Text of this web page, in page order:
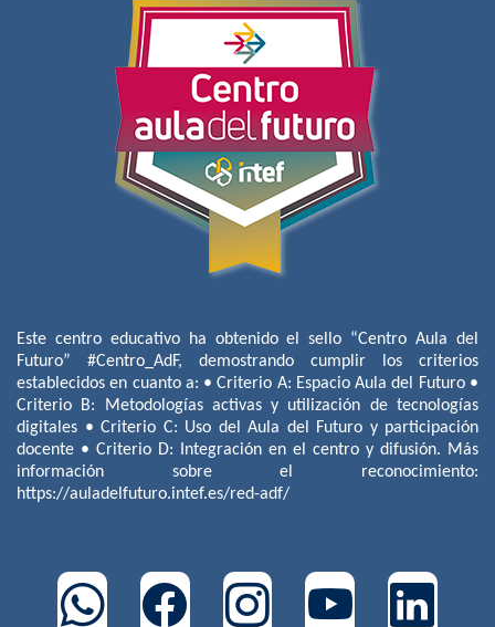
Este centro educativo ha obtenido el sello “Centro Aula del
Futuro” #Centro_AdF, demostrando cumplir los criterios
establecidos en cuanto a: • Criterio A: Espacio Aula del Futuro •
Criterio B: Metodologías activas y utilización de tecnologías
digitales • Criterio C: Uso del Aula del Futuro y participación
docente • Criterio D: Integración en el centro y difusión. Más
información sobre el reconocimiento:
https://auladelfuturo.intef.es/red-adf/